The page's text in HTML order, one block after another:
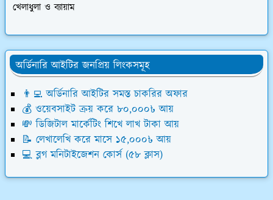
খেলাধুলা ও ব্যায়াম
অর্ডিনারি আইটির জনপ্রিয় লিংকসমূহ
👨‍💻 অর্ডিনারি আইটির সমস্ত চাকরির অফার
💰 ওয়েবসাইট ক্রয় করে ৮০,০০০৳ আয়
💸 ডিজিটাল মার্কেটিং শিখে লাখ টাকা আয়
📝 লেখালেখি করে মাসে ১৫,০০০৳ আয়
💻 ব্লগ মনিটাইজেশন কোর্স (৫৮ ক্লাস)